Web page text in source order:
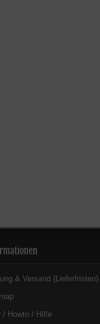
& Versand (Lieferfristen)
/ Howto / Hilfe